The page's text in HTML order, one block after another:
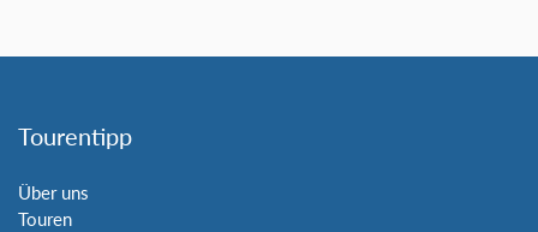
Tourentipp
Über uns
Touren